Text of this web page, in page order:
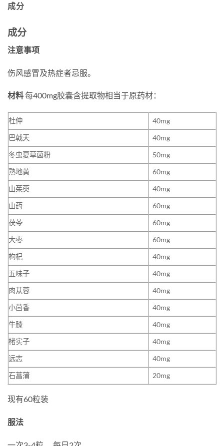
成分
成分
注意事项
伤风感冒及热症者忌服。
材料每400mg胶囊含提取物相当于原药材：
杜仲
40mg
巴戟天
40mg
冬虫夏草菌粉
50mg
熟地黄
60mg
山茱萸
40mg
山药
60mg
茯苓
60mg
大枣
60mg
枸杞
40mg
五味子
40mg
肉苁蓉
40mg
小茴香
40mg
牛膝
40mg
楮实子
40mg
远志
40mg
石菖蒲
20mg
现有60粒装
服法